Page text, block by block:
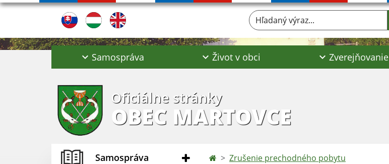
Hľadaný výraz...
Samospráva Život v obci Zverejňovanie
Oficiálne stránky
OBEC MARTOVCE
Samospráva Zrušenie prechodného pobytu